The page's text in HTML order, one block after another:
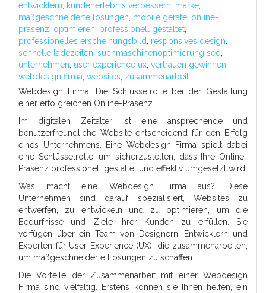
entwicklern
kundenerlebnis verbessern marke
maßgeschneiderte lösungen mobile geräte online-
präsenz optimieren professionell gestaltet
professionelles erscheinungsbild
responsives design
schnelle ladezeiten suchmaschinenoptimierung seo
unternehmen user experience ux vertrauen gewinnen
webdesign firma websites zusammenarbeit
Webdesign Firma: Die Schlüsselrolle bei der Gestaltung
einer erfolgreichen Online-Präsenz
Im digitalen Zeitalter ist eine ansprechende und
benutzerfreundliche Website entscheidend für den Erfolg
eines Unternehmens. Eine Webdesign Firma spielt dabei
eine Schlüsselrolle, um sicherzustellen, dass Ihre Online-
Präsenz professionell gestaltet und effektiv umgesetzt wird.
Was macht eine Webdesign Firma aus? Diese
Unternehmen sind darauf spezialisiert, Websites zu
entwerfen, zu entwickeln und zu optimieren, um die
Bedürfnisse und Ziele ihrer Kunden zu erfüllen. Sie
verfügen über ein Team von Designern, Entwicklern und
Experten für User Experience (UX), die zusammenarbeiten,
um maßgeschneiderte Lösungen zu schaffen.
Die Vorteile der Zusammenarbeit mit einer Webdesign
Firma sind vielfältig. Erstens können sie Ihnen helfen, ein